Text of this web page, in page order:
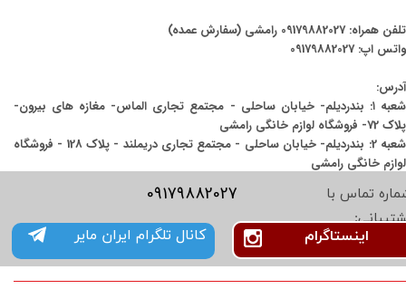
تلفن همراه: 09179882027 رامشی (سفارش عمده)
واتس اپ: 09179882027
آدرس:
شعبه ۱: بندردیلم- خیابان ساحلی - مجتمع تجاری الماس- مغازه های بیرون-
پلاک 72- فروشگاه لوازم خانگی رامشی
شعبه 2: بندردیلم- خیابان ساحلی - مجتمع تجاری دریملند - پلاک 128 - فروشگاه
لوازم خانگی رامشی
تماس با
09179882027
کانال تلگرام ایران مایر اینستاگرام